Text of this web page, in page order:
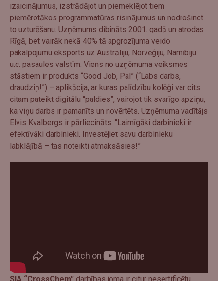
izaicinājumus, izstrādājot un piemeklējot tiem
piemērotākos programmatūras risinājumus un nodrošinot
to uzturēšanu. Uzņēmums dibināts 2001. gadā un atrodas
Rīgā, bet vairāk nekā 40% tā apgrozījuma veido
pakalpojumu eksports uz Austrāliju, Norvēģiju, Namībiju
u.c. pasaules valstīm. Viens no uzņēmuma veiksmes
stāstiem ir produkts “Good Job, Pal” (“Labs darbs,
draudziņ!”) – aplikācija, ar kuras palīdzību kolēģi var cits
citam pateikt digitālu “paldies”, vairojot tik svarīgo apziņu,
ka viņu darbs ir pamanīts un novērtēts. Uzņēmuma vadītājs
Elvis Kvalbergs ir pārliecināts: “Laimīgāki darbinieki ir
efektīvāki darbinieki. Investējiet savu darbinieku
labklājībā – tas noteikti atmaksāsies!”
SIA “CrossChem” darbības joma ir citur nesertificētu